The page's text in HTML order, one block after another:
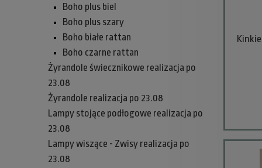
Boho plus biel
Boho plus szary
Boho białe rattan
Boho czarne rattan
Żyrandole świecznikowe realizacja po
23.08
Żyrandole realizacja po 23.08
Lampy stojące podłogowe realizacja po
23.08
Lampy wiszące - Zwisy realizacja po
23.08